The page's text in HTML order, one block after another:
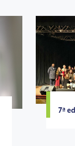
7ª